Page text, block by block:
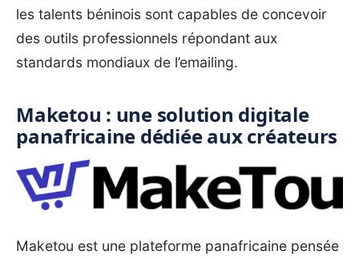
les talents béninois sont capables de concevoir
des outils professionnels répondant aux
standards mondiaux de l’emailing.
Maketou : une solution digitale
panafricaine dédiée aux créateurs
Maketou est une plateforme panafricaine pensée